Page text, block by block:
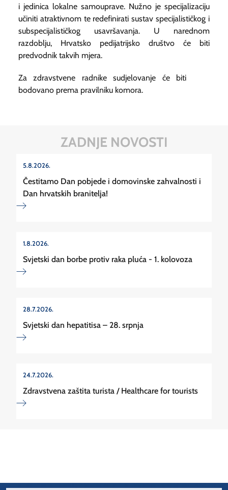
i jedinica lokalne samouprave. Nužno je specijalizaciju
učiniti atraktivnom te redefinirati sustav specijalističkog i
subspecijalističkog usavršavanja. U narednom
razdoblju, Hrvatsko pedijatrijsko društvo će biti
predvodnik takvih mjera.
Za zdravstvene radnike sudjelovanje će biti
bodovano prema pravilniku komora.
ZADNJE NOVOSTI
5.8.2026.
Čestitamo Dan pobjede i domovinske zahvalnosti i
Dan hrvatskih branitelja!
1.8.2026.
Svjetski dan borbe protiv raka pluća - 1. kolovoza
28.7.2026.
Svjetski dan hepatitisa – 28. srpnja
24.7.2026.
Zdravstvena zaštita turista / Healthcare for tourists